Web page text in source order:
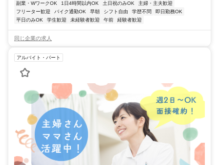
副業・WワークOK
1日4時間以内OK 土日祝のみOK
主婦・主夫歓迎
フリーター歓迎
バイク通勤OK 早朝 シフト自由 学歴不問
即日勤務OK
平日のみOK
学生歓迎 未経験者歓迎 午前 経験者歓迎
同じ企業の求人
アルバイト・パート